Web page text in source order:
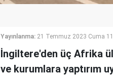
Yayınlanma: 21 Temmuz 2023 Cuma
İngiltere'den üç Afrika
ve kurumlara yaptırım